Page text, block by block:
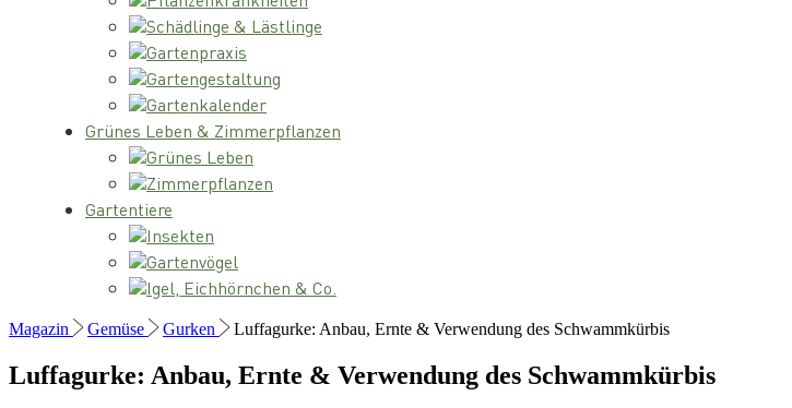
Schädlinge & Lästlinge
Gartenpraxis
Gartengestaltung
Gartenkalender
Grünes Leben & Zimmerpflanzen
Grünes Leben
Zimmerpflanzen
Gartentiere
Insekten
Gartenvögel
Igel, Eichhörnchen & Co.
Magazin Gemüse Gurken Luffagurke: Anbau, Ernte & Verwendung des Schwammkürbis
Luffagurke: Anbau, Ernte & Verwendung des Schwammkürbis